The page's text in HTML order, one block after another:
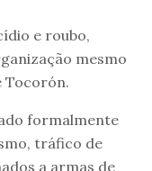
e roubo,
mesmo
Tocorón.
formalmente
tráfico de
a armas de